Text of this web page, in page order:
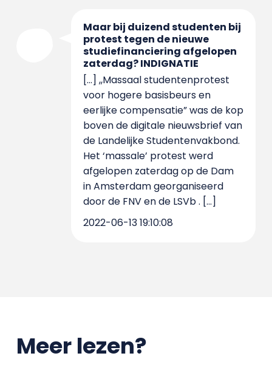
Maar bij duizend studenten bij
protest tegen de nieuwe
studiefinanciering afgelopen
zaterdag? INDIGNATIE
[…] ,,Massaal studentenprotest
voor hogere basisbeurs en
eerlijke compensatie” was de kop
boven de digitale nieuwsbrief van
de Landelijke Studentenvakbond.
Het ‘massale’ protest werd
afgelopen zaterdag op de Dam
in Amsterdam georganiseerd
door de FNV en de LSVb . […]
2022-06-13 19:10:08
Meer lezen?